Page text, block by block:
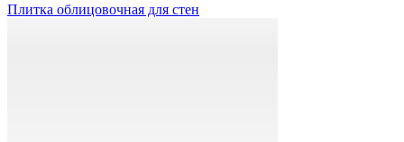
Плитка облицовочная для стен